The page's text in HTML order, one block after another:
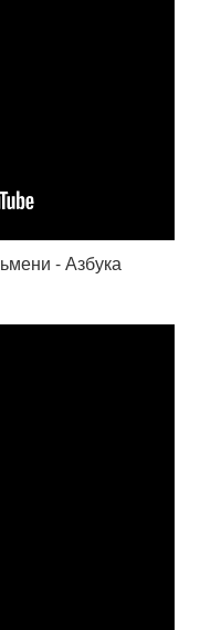
- Азбука